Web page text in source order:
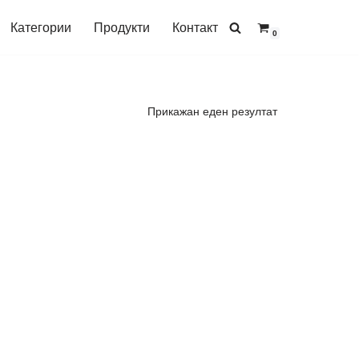
Категории Продукти Контакт 0
Прикажан еден резултат